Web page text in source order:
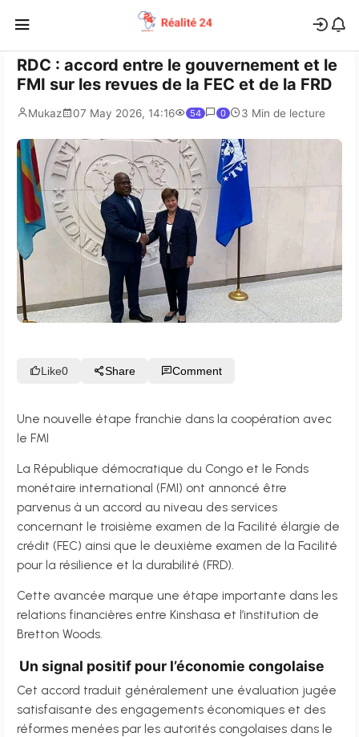
RDC : accord entre le gouvernement et le
FMI sur les revues de la FEC et de la FRD
Mukaz 07 May 2026, 14:16 54 0 3 Min de lecture
Like0 Share Comment
Une nouvelle étape franchie dans la coopération avec
le FMI
La République démocratique du Congo et le Fonds
monétaire international (FMI) ont annoncé être
parvenus à un accord au niveau des services
concernant le troisième examen de la Facilité élargie de
crédit (FEC) ainsi que le deuxième examen de la Facilité
pour la résilience et la durabilité (FRD).
Cette avancée marque une étape importante dans les
relations financières entre Kinshasa et l’institution de
Bretton Woods.
Un signal positif pour l’économie congolaise
Cet accord traduit généralement une évaluation jugée
satisfaisante des engagements économiques et des
réformes menées par les autorités congolaises dans le